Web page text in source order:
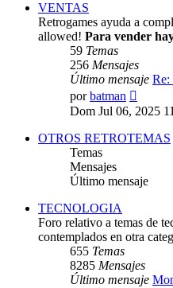
VENTAS
Retrogames ayuda a
allowed! Para vender
59 Temas
256 Mensajes
Último mensaje
porbatman
último
Dom Jul 06, 2025
OTROS RETROTEMAS
Temas
Mensajes
Último mensaje
TECNOLOGIA
Foro relativo a temas de
contemplados en otra
655 Temas
8285 Mensajes
Último mensaje